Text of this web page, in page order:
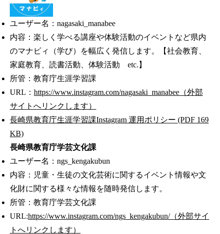
ユーザー名：nagasaki_manabee
内容：楽しく学べる講座や体験活動のイベントなど県内
のマナビィ（学び）を幅広く発信します。【社会教育、
家庭教育、読書活動、体験活動 etc.】
所管：教育庁生涯学習課
URL： https://www.instagram.com/nagasaki_manabee（外部
サイトへリンクします）
長崎県教育庁生涯学習課Instagram 運用ポリシー (PDF 169
KB)
長崎県教育庁学芸文化課
ユーザー名：ngs_kengakubun
内容：児童・生徒の文化芸術に関するイベント情報や文
化財に関する様々な情報を随時発信します。
所管：教育庁学芸文化課
URL:https://www.instagram.com/ngs_kengakubun/（外部サイ
トへリンクします）